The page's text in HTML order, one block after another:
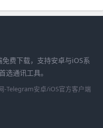
费下载，支持安卓与iOS系
选通讯工具。
Telegram安卓/iOS官方客户端